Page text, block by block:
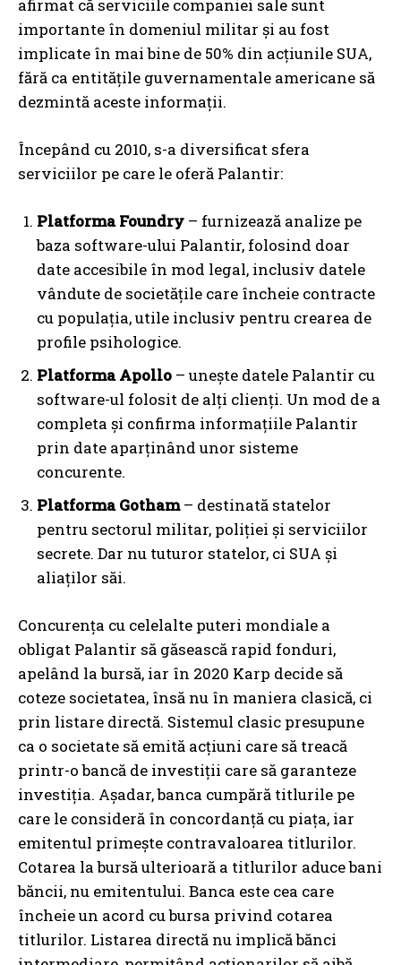
afirmat că serviciile companiei sale sunt
importante în domeniul militar și au fost
implicate în mai bine de 50% din acțiunile SUA,
fără ca entitățile guvernamentale americane să
dezmintă aceste informații.
Începând cu 2010, s-a diversificat sfera
serviciilor pe care le oferă Palantir:
Platforma Foundry – furnizează analize pe
baza software-ului Palantir, folosind doar
date accesibile în mod legal, inclusiv datele
vândute de societățile care încheie contracte
cu populația, utile inclusiv pentru crearea de
profile psihologice.
Platforma Apollo – unește datele Palantir cu
software-ul folosit de alți clienți. Un mod de a
completa și confirma informațiile Palantir
prin date aparținând unor sisteme
concurente.
Platforma Gotham– destinată statelor
pentru sectorul militar, poliției și serviciilor
secrete. Dar nu tuturor statelor, ci SUA și
aliaților săi.
Concurența cu celelalte puteri mondiale a
obligat Palantir să găsească rapid fonduri,
apelând la bursă, iar în 2020 Karp decide să
coteze societatea, însă nu în maniera clasică, ci
prin listare directă. Sistemul clasic presupune
ca o societate să emită acțiuni care să treacă
printr-o bancă de investiții care să garanteze
investiția. Așadar, banca cumpără titlurile pe
care le consideră în concordanță cu piața, iar
emitentul primește contravaloarea titlurilor.
Cotarea la bursă ulterioară a titlurilor aduce bani
băncii, nu emitentului. Banca este cea care
încheie un acord cu bursa privind cotarea
titlurilor. Listarea directă nu implică bănci